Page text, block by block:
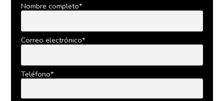
Nombre completo*
Correo electrónico*
Teléfono*